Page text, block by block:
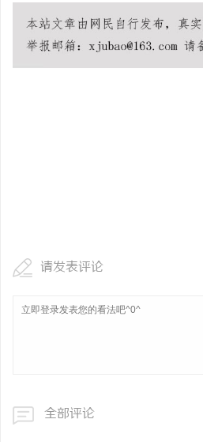
请发表评论
全部评论